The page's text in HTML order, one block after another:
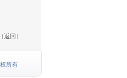
[返回]
所有